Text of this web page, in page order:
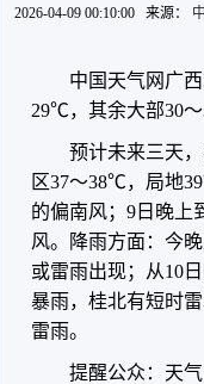
2026-04-09 00:10:00 来源：
中国天气网广
29℃，其余大部30～
预计未来三天
区37～38℃，局地
的偏南风；9日晚上
风。降雨方面：今
或雷雨出现；从10
暴雨，桂北有短时
雷雨。
提醒公众：天